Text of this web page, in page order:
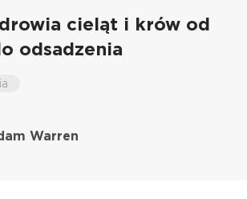
cieląt i krów od
odsadzenia
Warren